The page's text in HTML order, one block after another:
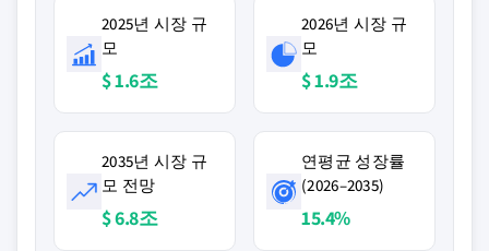
2025년 시장 규
모
$ 1.6조
2026년 시장 규
모
$ 1.9조
2035년 시장 규
모 전망
$ 6.8조
연평균 성장률
(2026–2035)
15.4%